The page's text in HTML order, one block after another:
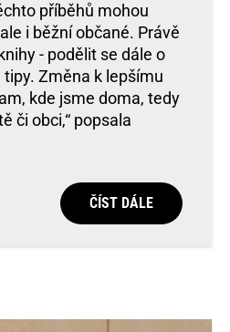
příběhů mohou
i běžní občané. Právě
- podělit se dále o
Změna k lepšímu
kde jsme doma, tedy
či obci,“ popsala
ČÍST DÁLE